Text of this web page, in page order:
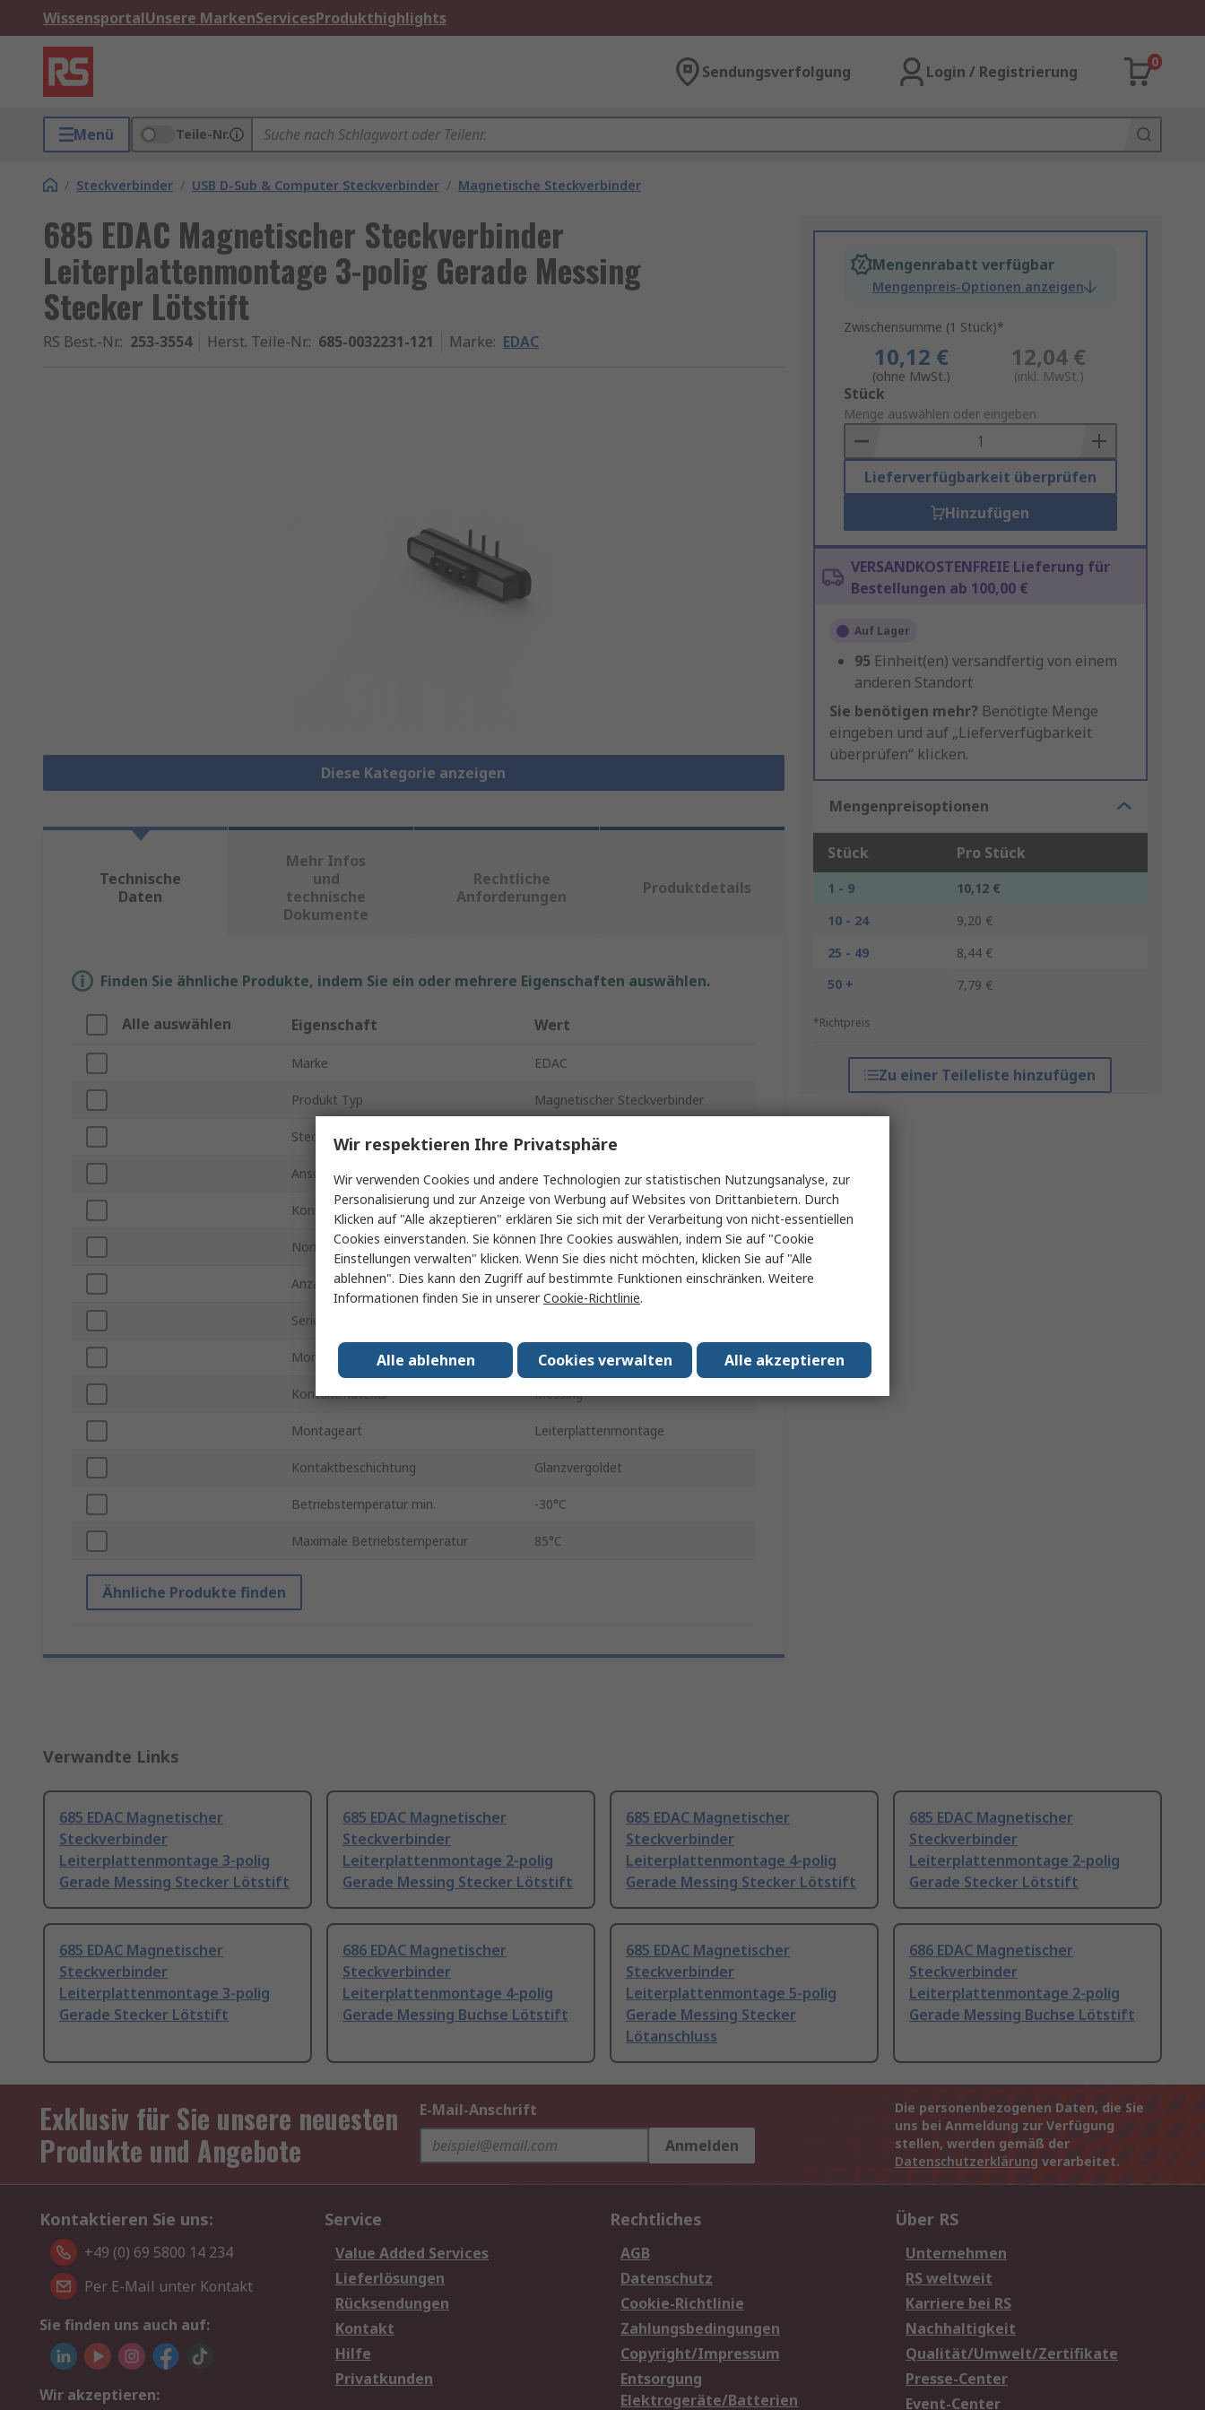
WissensportalUnsere MarkenServicesProdukthighlights
Sendungsverfolgung Login / Registrierung
0
Menü Teile-Nr.
/ Steckverbinder / USB D-Sub & Computer Steckverbinder / Magnetische Steckverbinder
685 EDAC Magnetischer Steckverbinder
Leiterplattenmontage 3-polig Gerade Messing
Stecker Lötstift
RS Best.-Nr.: 253-3554 Herst. Teile-Nr.: 685-0032231-121 Marke: EDAC
Diese Kategorie anzeigen
Mengenrabatt verfügbar
Mengenpreis-Optionen anzeigen
Zwischensumme (1 Stück)*
10,12 €
(ohne MwSt.)
12,04 €
(inkl. MwSt.)
Add
to
Basket
Stück
Menge auswählen oder eingeben
Lieferverfügbarkeit überprüfen
Hinzufügen
VERSANDKOSTENFREIE Lieferung für
Bestellungen ab 100,00 €
Auf Lager
95 Einheit(en) versandfertig von einem
anderen Standort
Sie benötigen mehr? Benötigte Menge
eingeben und auf „Lieferverfügbarkeit
überprüfen“ klicken.
Mengenpreisoptionen
Stück Pro Stück
1 - 9
10,12 €
10 - 24
9,20 €
25 - 49
8,44 €
50 +
7,79 €
*Richtpreis
Zu einer Teileliste hinzufügen
Technische
Daten
Mehr Infos
und
technische
Dokumente
Rechtliche
Anforderungen
Produktdetails
Finden Sie ähnliche Produkte, indem Sie ein oder mehrere Eigenschaften auswählen.
Alle auswählen Eigenschaft Wert
Marke EDAC
Produkt Typ Magnetischer Steckverbinder
Steckverbinder Gender Stecker
Anschlusstyp Magnetischer Jack
Kontakt Gender Stecker
Normen/Zulassungen RoHS
Anzahl der Klemmen 3
Serie
Montageausrichtung Gerade
Kontaktmaterial Messing
Montageart Leiterplattenmontage
Kontaktbeschichtung Glanzvergoldet
Betriebstemperatur min. -30°C
Maximale Betriebstemperatur 85°C
Ähnliche Produkte finden
Verwandte Links
685 EDAC Magnetischer
Steckverbinder
Leiterplattenmontage 3-polig
Gerade Messing Stecker Lötstift
685 EDAC Magnetischer
Steckverbinder
Leiterplattenmontage 2-polig
Gerade Messing Stecker Lötstift
685 EDAC Magnetischer
Steckverbinder
Leiterplattenmontage 4-polig
Gerade Messing Stecker Lötstift
685 EDAC Magnetischer
Steckverbinder
Leiterplattenmontage 2-polig
Gerade Stecker Lötstift
685 EDAC Magnetischer
Steckverbinder
Leiterplattenmontage 3-polig
Gerade Stecker Lötstift
686 EDAC Magnetischer
Steckverbinder
Leiterplattenmontage 4-polig
Gerade Messing Buchse Lötstift
685 EDAC Magnetischer
Steckverbinder
Leiterplattenmontage 5-polig
Gerade Messing Stecker
Lötanschluss
686 EDAC Magnetischer
Steckverbinder
Leiterplattenmontage 2-polig
Gerade Messing Buchse Lötstift
Exklusiv für Sie unsere neuesten
Produkte und Angebote
E-Mail-Anschrift
Anmelden
Die personenbezogenen Daten, die Sie
uns bei Anmeldung zur Verfügung
stellen, werden gemäß der
Datenschutzerklärung verarbeitet.
Kontaktieren Sie uns:
+49 (0) 69 5800 14 234
Per E-Mail unter Kontakt
Sie finden uns auch auf:
Wir akzeptieren:
Service
Value Added Services
Lieferlösungen
Rücksendungen
Kontakt
Hilfe
Privatkunden
Rechtliches
AGB
Datenschutz
Cookie-Richtlinie
Zahlungsbedingungen
Copyright/Impressum
Entsorgung
Elektrogeräte/Batterien
Über RS
Unternehmen
RS weltweit
Karriere bei RS
Nachhaltigkeit
Qualität/Umwelt/Zertifikate
Presse-Center
Event-Center
Wir respektieren Ihre Privatsphäre
Wir verwenden Cookies und andere Technologien zur statistischen Nutzungsanalyse, zur
Personalisierung und zur Anzeige von Werbung auf Websites von Drittanbietern. Durch
Klicken auf "Alle akzeptieren" erklären Sie sich mit der Verarbeitung von nicht-essentiellen
Cookies einverstanden. Sie können Ihre Cookies auswählen, indem Sie auf "Cookie
Einstellungen verwalten" klicken. Wenn Sie dies nicht möchten, klicken Sie auf "Alle
ablehnen". Dies kann den Zugriff auf bestimmte Funktionen einschränken. Weitere
Informationen finden Sie in unsererCookie-Richtlinie.
Alle akzeptieren
Cookies verwalten
Alle ablehnen